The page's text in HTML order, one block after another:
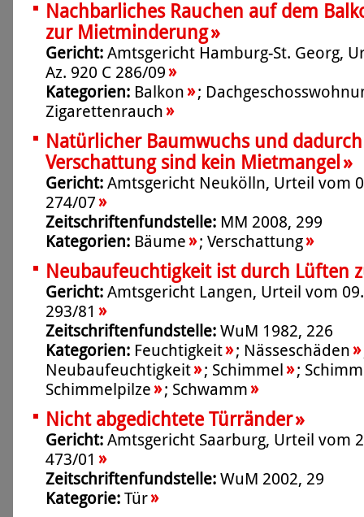
Nachbarliches Rauchen auf dem
zur Mietminderung»
Gericht: Amtsgericht Hamburg-St. Georg,
Az. 920 C 286/09»
Kategorien: Balkon»;
Zigarettenrauch»
Natürlicher Baumwuchs und
Verschattung sind kein Mietmangel »
Gericht: Amtsgericht Neukölln, Urteil vom
274/07»
Zeitschriftenfundstelle: MM 2008, 299
Kategorien: Bäume»; Verschattung»
Neubaufeuchtigkeit ist durch Lüften
Gericht: Amtsgericht Langen, Urteil vom
293/81 »
Zeitschriftenfundstelle: WuM 1982, 226
Kategorien: Feuchtigkeit»; Nässeschäden»
Neubaufeuchtigkeit»; Schimmel »;
Schimmelpilze»; Schwamm»
Nicht abgedichtete Türränder»
Gericht: Amtsgericht Saarburg, Urteil vom
473/01 »
Zeitschriftenfundstelle: WuM 2002, 29
Kategorie: Tür»